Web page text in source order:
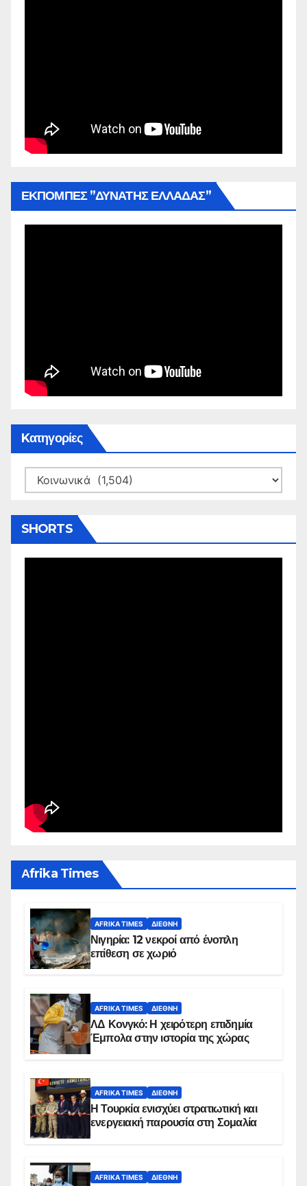
ΕΚΠΟΜΠΕΣ ”ΔΥΝΑΤΗΣ ΕΛΛΑΔΑΣ”
Kατηγορίες
Kατηγορίες
SHORTS
Αfrika Times
AFRIKA TIMES ΔΙΕΘΝΉ
Νιγηρία: 12 νεκροί από ένοπλη
επίθεση σε χωριό
AFRIKA TIMES ΔΙΕΘΝΉ
ΛΔ Κονγκό: Η χειρότερη επιδημία
Έμπολα στην ιστορία της χώρας
AFRIKA TIMES ΔΙΕΘΝΉ
Η Τουρκία ενισχύει στρατιωτική και
ενεργειακή παρουσία στη Σομαλία
AFRIKA TIMES ΔΙΕΘΝΉ